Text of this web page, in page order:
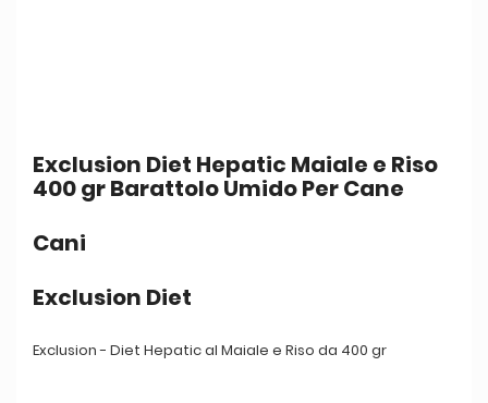
Exclusion Diet Hepatic Maiale e Riso
400 gr Barattolo Umido Per Cane
Cani
Exclusion Diet
Exclusion - Diet Hepatic al Maiale e Riso da 400 gr